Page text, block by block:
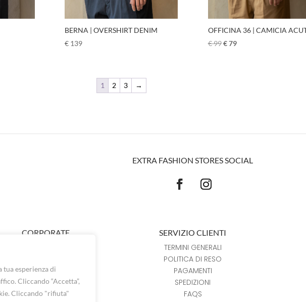
esperienza di
Cliccando “Accetta”,
Cliccando "rifiuta"
BERNA | OVERSHIRT DENIM
€139
OFFICINA 36 | CAMICIA
€99 €79
1 2 3 →
EXTRA FASHION STORES SOCIAL
CORPORATE
SHOP UOMO
BRANDS
CONTATTI
SERVIZIO CLIENTI
TERMINI GENERALI
POLITICA DI RESO
PAGAMENTI
SPEDIZIONI
FAQS